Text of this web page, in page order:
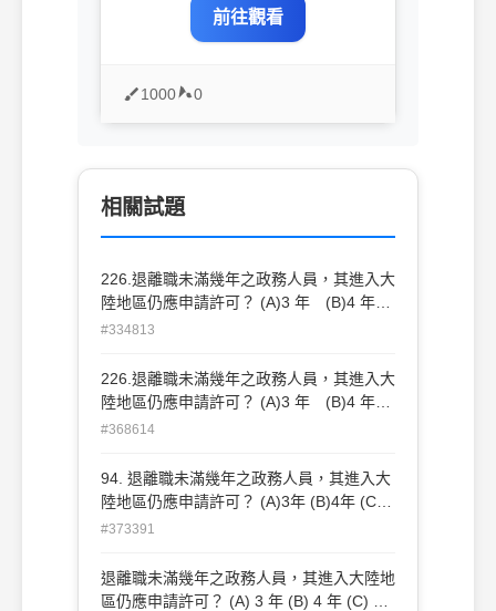
前往觀看
1000 0
相關試題
226.退離職未滿幾年之政務人員，其進入大
陸地區仍應申請許可？ (A)3 年 (B)4 年
(C)5 年 (D)6 年
#334813
226.退離職未滿幾年之政務人員，其進入大
陸地區仍應申請許可？ (A)3 年 (B)4 年
(C)5 年 (D)6 年
#368614
94. 退離職未滿幾年之政務人員，其進入大
陸地區仍應申請許可？ (A)3年 (B)4年 (C)5
年 (D)6年
#373391
退離職未滿幾年之政務人員，其進入大陸地
區仍應申請許可？ (A) 3 年 (B) 4 年 (C) 5